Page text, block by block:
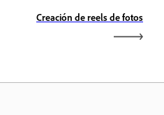
Creación de reels de fotos